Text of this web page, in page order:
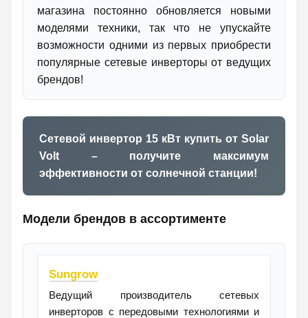
магазина постоянно обновляется новыми
моделями техники, так что не упускайте
возможности одними из первых приобрести
популярные сетевые инверторы от ведущих
брендов!
Сетевой инвертор 15 кВт купить от Solar
Volt – получите максимум
эффективности от солнечной станции!
Модели брендов в ассортименте
Sungrow
Ведущий производитель сетевых
инверторов с передовыми технологиями и